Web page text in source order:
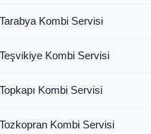
Kombi Servisi
Kombi Servisi
Kombi Servisi
Kombi Servisi